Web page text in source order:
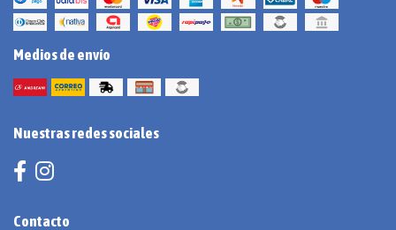
Medios de envío
Nuestras redes sociales
Contacto